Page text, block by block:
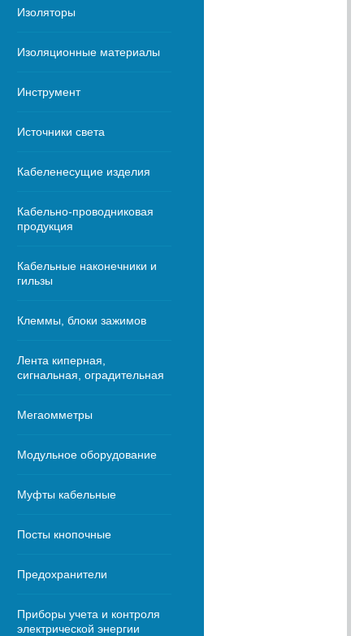
Изоляторы
Изоляционные материалы
Инструмент
Источники света
Кабеленесущие изделия
Кабельно-проводниковая
продукция
Кабельные наконечники и
гильзы
Клеммы, блоки зажимов
Лента киперная,
сигнальная, оградительная
Мегаомметры
Модульное оборудование
Муфты кабельные
Посты кнопочные
Предохранители
Приборы учета и контроля
электрической энергии